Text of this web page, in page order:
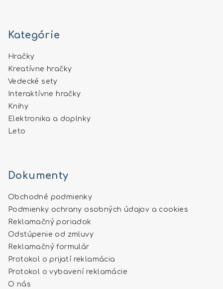
Kategórie
Hračky
Kreatívne hračky
Vedecké sety
Interaktívne hračky
Knihy
Elektronika a doplnky
Leto
Dokumenty
Obchodné podmienky
Podmienky ochrany osobných údajov a cookies
Reklamačný poriadok
Odstúpenie od zmluvy
Reklamačný formulár
Protokol o prijatí reklamácia
Protokol o vybavení reklamácie
O nás